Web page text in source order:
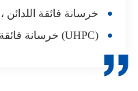
خرسانة فائقة اللدائن
خرسانة فائقة الأداء (UHPC)
